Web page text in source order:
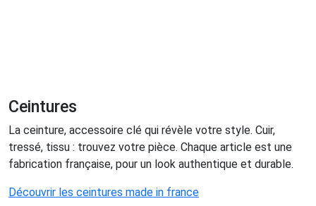
Ceintures
La ceinture, accessoire clé qui révèle votre style. Cuir,
tressé, tissu : trouvez votre pièce. Chaque article est une
fabrication française, pour un look authentique et durable.
Découvrir les ceintures made in france